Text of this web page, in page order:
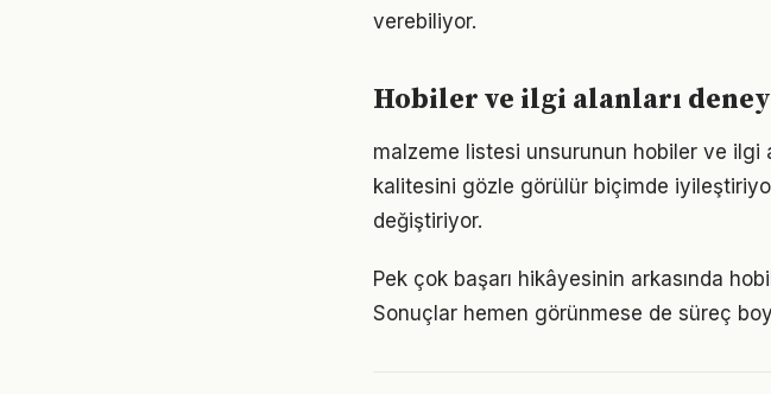
verebiliyor.
Hobiler ve ilgi alanları
malzeme listesi unsurunun hobiler ve ilgi
kalitesini gözle görülür biçimde
değiştiriyor.
Pek çok başarı hikâyesinin arkasında
Sonuçlar hemen görünmese de süreç